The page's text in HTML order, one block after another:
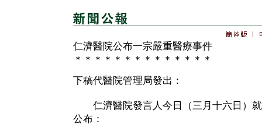
仁濟醫院公布一宗嚴重醫療事件
＊＊＊＊＊＊＊＊＊＊＊＊＊＊
下稿代醫院管理局發出：
仁濟醫院發言人今日（三月十六日）就
公布：